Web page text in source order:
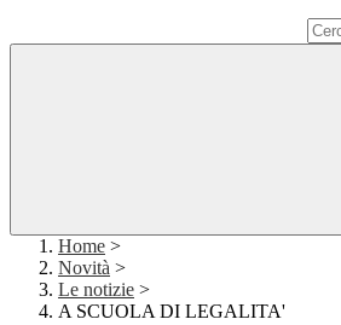
Home >
Novità >
Le notizie >
A SCUOLA DI LEGALITA'